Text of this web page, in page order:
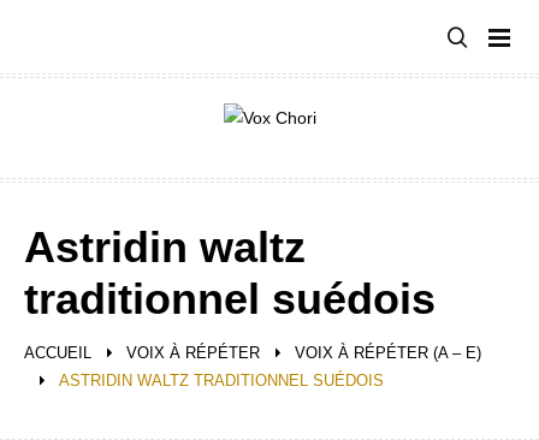
contenu
ACCUEIL VOIX À RÉPÉTER
VOIX À RÉPÉTER (A – E)
ASTRIDIN WALTZ TRADITIONNEL SUÉDOIS
Astridin waltz
traditionnel suédois